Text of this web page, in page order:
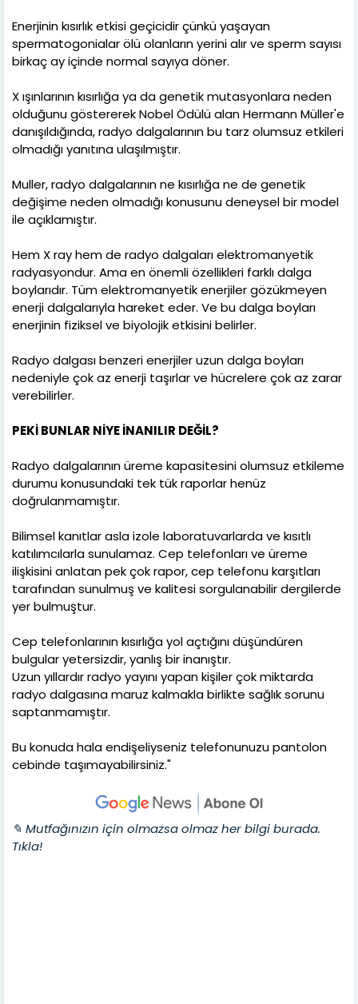
Enerjinin kısırlık etkisi geçicidir çünkü yaşayan
spermatogonialar ölü olanların yerini alır ve sperm sayısı
birkaç ay içinde normal sayıya döner.
X ışınlarının kısırlığa ya da genetik mutasyonlara neden
olduğunu göstererek Nobel Ödülü alan Hermann Müller'e
danışıldığında, radyo dalgalarının bu tarz olumsuz etkileri
olmadığı yanıtına ulaşılmıştır.
Muller, radyo dalgalarının ne kısırlığa ne de genetik
değişime neden olmadığı konusunu deneysel bir model
ile açıklamıştır.
Hem X ray hem de radyo dalgaları elektromanyetik
radyasyondur. Ama en önemli özellikleri farklı dalga
boylarıdır. Tüm elektromanyetik enerjiler gözükmeyen
enerji dalgalarıyla hareket eder. Ve bu dalga boyları
enerjinin fiziksel ve biyolojik etkisini belirler.
Radyo dalgası benzeri enerjiler uzun dalga boyları
nedeniyle çok az enerji taşırlar ve hücrelere çok az zarar
verebilirler.
PEKİ BUNLAR NİYE İNANILIR DEĞİL?
Radyo dalgalarının üreme kapasitesini olumsuz etkileme
durumu konusundaki tek tük raporlar henüz
doğrulanmamıştır.
Bilimsel kanıtlar asla izole laboratuvarlarda ve kısıtlı
katılımcılarla sunulamaz. Cep telefonları ve üreme
ilişkisini anlatan pek çok rapor, cep telefonu karşıtları
tarafından sunulmuş ve kalitesi sorgulanabilir dergilerde
yer bulmuştur.
Cep telefonlarının kısırlığa yol açtığını düşündüren
bulgular yetersizdir, yanlış bir inanıştır.
Uzun yıllardır radyo yayını yapan kişiler çok miktarda
radyo dalgasına maruz kalmakla birlikte sağlık sorunu
saptanmamıştır.
Bu konuda hala endişeliyseniz telefonunuzu pantolon
cebinde taşımayabilirsiniz."
✎ Mutfağınızın için olmazsa olmaz her bilgi burada.
Tıkla!